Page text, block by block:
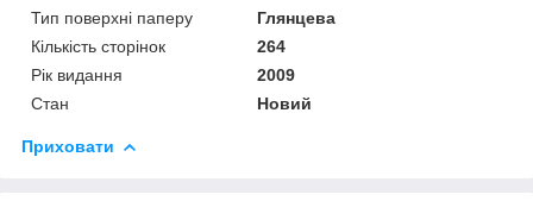
Тип поверхні паперу
Глянцева
Кількість сторінок
264
Рік видання
2009
Стан
Новий
Приховати